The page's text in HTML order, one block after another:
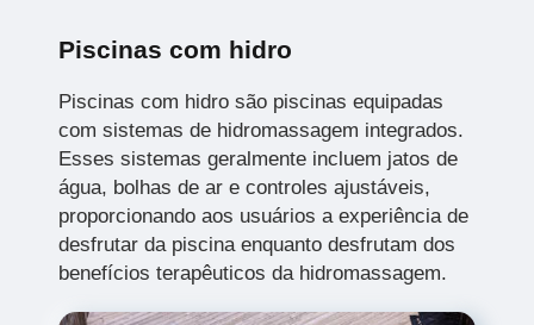
Piscinas com hidro
Piscinas com hidro são piscinas equipadas
com sistemas de hidromassagem integrados.
Esses sistemas geralmente incluem jatos de
água, bolhas de ar e controles ajustáveis,
proporcionando aos usuários a experiência de
desfrutar da piscina enquanto desfrutam dos
benefícios terapêuticos da hidromassagem.